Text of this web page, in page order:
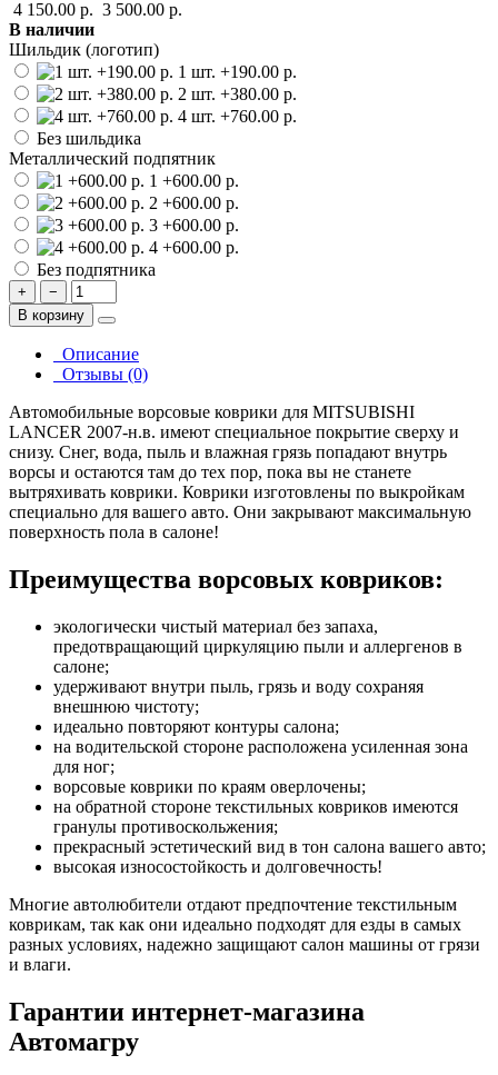
4 150.00 р. 3 500.00 р.
В наличии
Шильдик (логотип)
1 шт. +190.00 р.
2 шт. +380.00 р.
4 шт. +760.00 р.
Без шильдика
Металлический подпятник
1 +600.00 р.
2 +600.00 р.
3 +600.00 р.
4 +600.00 р.
Без подпятника
+
−
В корзину
Описание
Отзывы (0)
Автомобильные ворсовые коврики для MITSUBISHI
LANCER 2007-н.в. имеют специальное покрытие сверху и
снизу. Снег, вода, пыль и влажная грязь попадают внутрь
ворсы и остаются там до тех пор, пока вы не станете
вытряхивать коврики. Коврики изготовлены по выкройкам
специально для вашего авто. Они закрывают максимальную
поверхность пола в салоне!
Преимущества ворсовых ковриков:
экологически чистый материал без запаха,
предотвращающий циркуляцию пыли и аллергенов в
салоне;
удерживают внутри пыль, грязь и воду сохраняя
внешнюю чистоту;
идеально повторяют контуры салона;
на водительской стороне расположена усиленная зона
для ног;
ворсовые коврики по краям оверлочены;
на обратной стороне текстильных ковриков имеются
гранулы противоскольжения;
прекрасный эстетический вид в тон салона вашего авто;
высокая износостойкость и долговечность!
Многие автолюбители отдают предпочтение текстильным
коврикам, так как они идеально подходят для езды в самых
разных условиях, надежно защищают салон машины от грязи
и влаги.
Гарантии интернет-магазина
Автомагру